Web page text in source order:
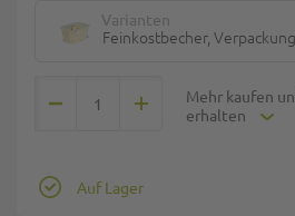
Varianten
Feinkostbecher,
Mehr kaufen
erhalten
Auf Lager